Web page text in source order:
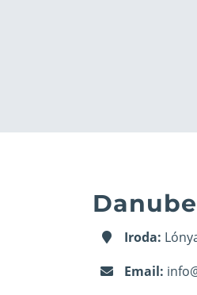
Iroda:
Email: